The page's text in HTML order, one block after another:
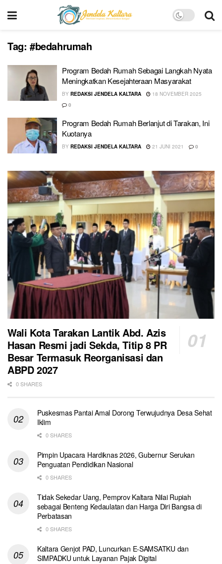
Tag: #bedahrumah
Program Bedah Rumah Sebagai Langkah Nyata
Meningkatkan Kesejahteraan Masyarakat
BY REDAKSI JENDELA KALTARA
18 NOVEMBER 2025
0
Program Bedah Rumah Berlanjut di Tarakan, Ini
Kuotanya
BY REDAKSI JENDELA KALTARA 21 JUNI 2021 0
Wali Kota Tarakan Lantik Abd. Azis
Hasan Resmi jadi Sekda, Titip 8 PR
Besar Termasuk Reorganisasi dan
ABPD 2027
0 SHARES
Puskesmas Pantai Amal Dorong Terwujudnya Desa Sehat
Iklim
0 SHARES
Pimpin Upacara Hardiknas 2026, Gubernur Serukan
Penguatan Pendidikan Nasional
0 SHARES
Tidak Sekedar Uang, Pemprov Kaltara Nilai Rupiah
sebagai Benteng Kedaulatan dan Harga Diri Bangsa di
Perbatasan
0 SHARES
Kaltara Genjot PAD, Luncurkan E-SAMSATKU dan
SIMPADKU untuk Layanan Pajak Digital